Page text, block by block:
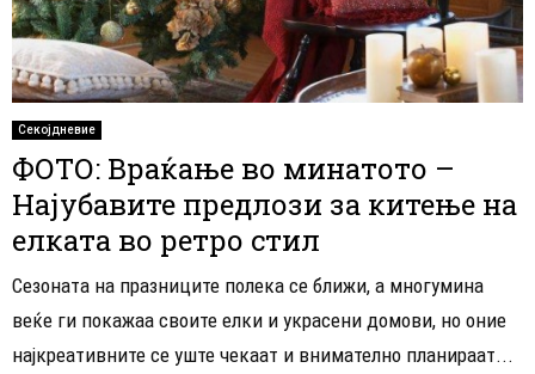
Секојдневие
ФОТО: Враќање во минатото –
Најубавите предлози за китење на
елката во ретро стил
Сезоната на празниците полека се ближи, а многумина
веќе ги покажаа своите елки и украсени домови, но оние
најкреативните се уште чекаат и внимателно планираат...